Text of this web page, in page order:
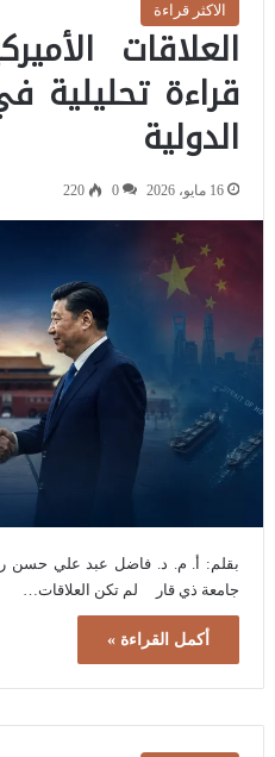
الاكثر قراءة
العلاقات
قراءة تحليلية
الدولية
16 مايو، 2026 0
220
بقلم: أ. م. د. فاضل عبد علي حسن
جامعة ذي قار لم تكن العلاقات…
أكمل القراءة »